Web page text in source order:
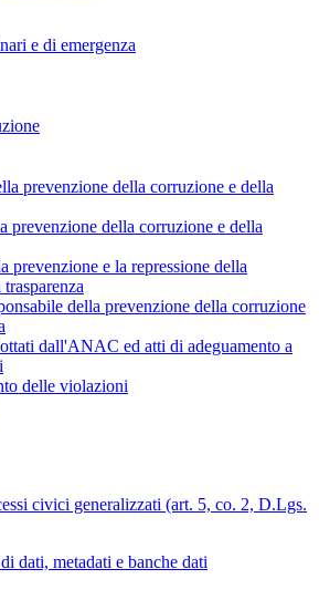
e di emergenza
prevenzione della corruzione e della
prevenzione della corruzione e della
prevenzione e la repressione della
della prevenzione della corruzione
dall'ANAC ed atti di adeguamento a
delle violazioni
civici generalizzati (art. 5, co. 2, D.Lgs.
dati, metadati e banche dati